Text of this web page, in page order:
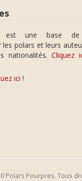
est une base de
polars et leurs
nationalités.Cliquez
ici !
Polars Pourpres. Tous